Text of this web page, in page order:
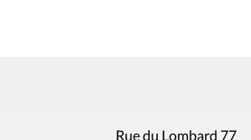
Rue du Lombard 77